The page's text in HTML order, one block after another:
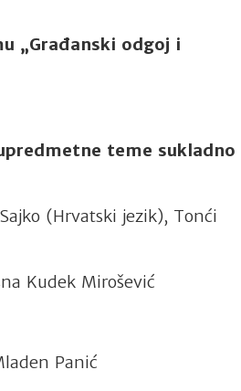
„Građanski odgoj i
teme sukladno
(Hrvatski jezik), Tonći
Kudek Mirošević
Panić